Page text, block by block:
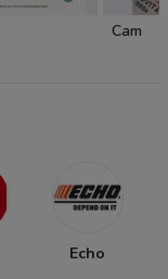
Cam
Echo